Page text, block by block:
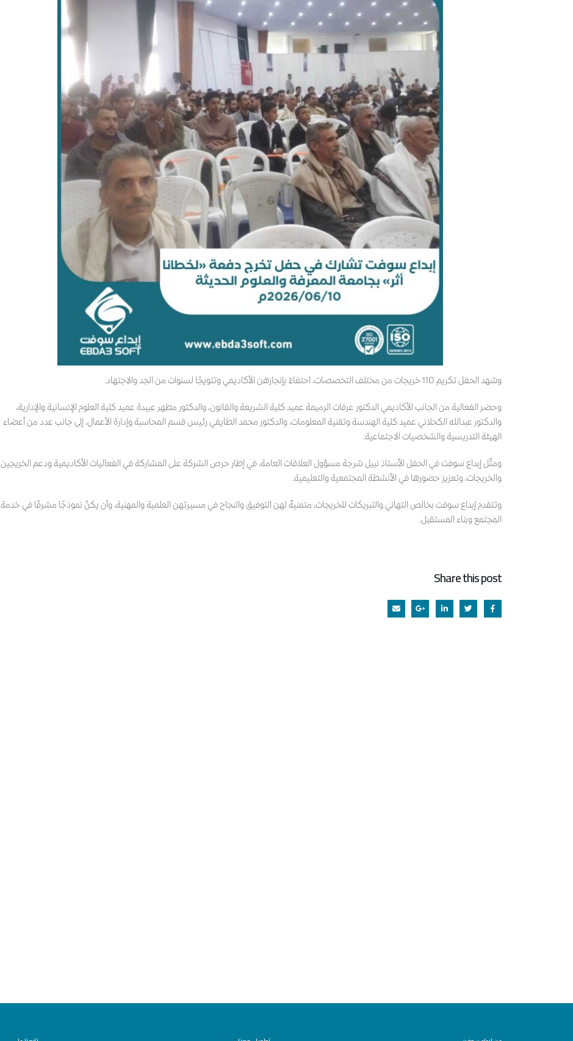
وشهد الحفل تكريم 110 خريجات من مختلف التخصصات، احتفاءً بإنجازهن الأكاديمي وتتويجًا لسنوات من الجد والاجتهاد.
وحضر الفعالية من الجانب الأكاديمي الدكتور عرفات الرميمة عميد كلية الشريعة والقانون، والدكتور مطهر عبيدة عميد كلية العلوم الإنسانية والإدارية،
والدكتور عبدالله الكحلاني عميد كلية الهندسة وتقنية المعلومات، والدكتور محمد الطايفي رئيس قسم المحاسبة وإدارة الأعمال، إلى جانب عدد من أعضاء
الهيئة التدريسية والشخصيات الاجتماعية.
ومثّل إبداع سوفت في الحفل الأستاذ نبيل شرجة مسؤول العلاقات العامة، في إطار حرص الشركة على المشاركة في الفعاليات الأكاديمية ودعم الخريجين
والخريجات، وتعزيز حضورها في الأنشطة المجتمعية والتعليمية.
وتتقدم إبداع سوفت بخالص التهاني والتبريكات للخريجات، متمنيةً لهن التوفيق والنجاح في مسيرتهن العلمية والمهنية، وأن يكنّ نموذجًا مشرفًا في خدمة
المجتمع وبناء المستقبل.
Share this post